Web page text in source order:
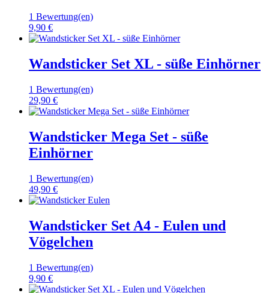
1 Bewertung(en)
9,90 €
Wandsticker Set XL - süße Einhörner
1 Bewertung(en)
29,90 €
Wandsticker Mega Set - süße
Einhörner
1 Bewertung(en)
49,90 €
Wandsticker Set A4 - Eulen und
Vögelchen
1 Bewertung(en)
9,90 €